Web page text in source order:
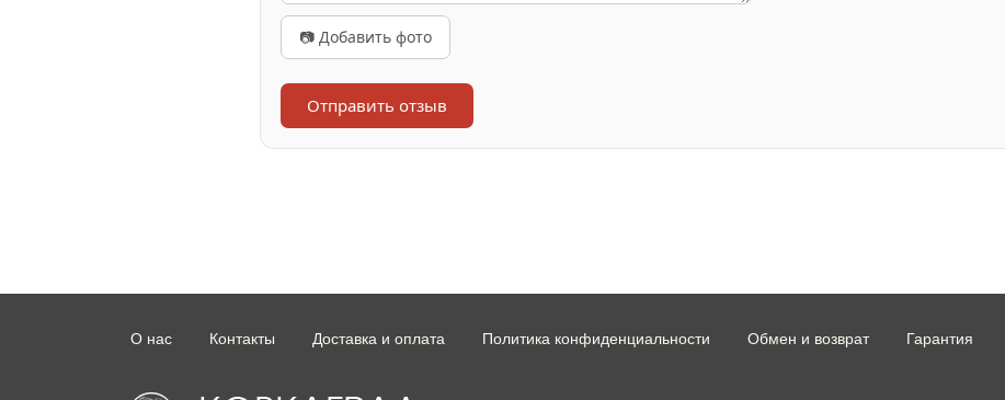
📷 Добавить фото
Отправить отзыв
О нас Контакты Доставка и оплата Политика конфиденциальности Обмен и возврат Гарантия